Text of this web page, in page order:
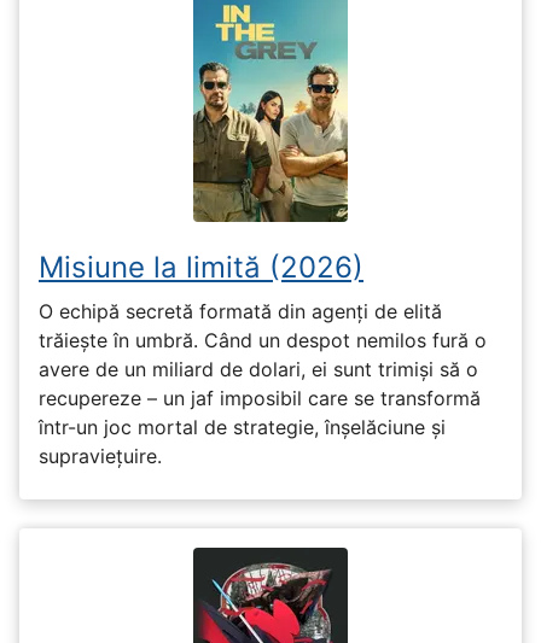
Misiune la limită (2026)
O echipă secretă formată din agenți de elită
trăiește în umbră. Când un despot nemilos fură o
avere de un miliard de dolari, ei sunt trimiși să o
recupereze – un jaf imposibil care se transformă
într-un joc mortal de strategie, înșelăciune și
supraviețuire.